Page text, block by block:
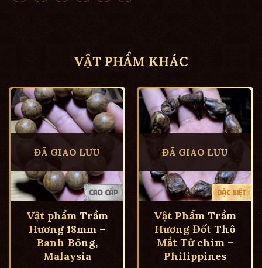
VẬT PHẨM KHÁC
ĐÃ GIAO LƯU
Vật phẩm Trầm
Hương 18mm –
Banh Bông,
Malaysia
ĐÃ GIAO LƯU
Vật Phẩm Trầm
Hương Đốt Thô
Mắt Tử chìm –
Philippines